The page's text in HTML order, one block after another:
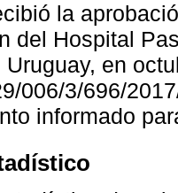
la
del Hospital
Uruguay, en
006/3/696/
informado